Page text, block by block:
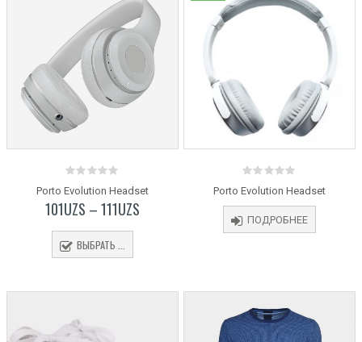
0
out
of
5
Porto Evolution Headset
101UZS –111UZS
ВЫБРАТЬ ...
0
out
of
5
Porto Evolution Headset
ПОДРОБНЕЕ